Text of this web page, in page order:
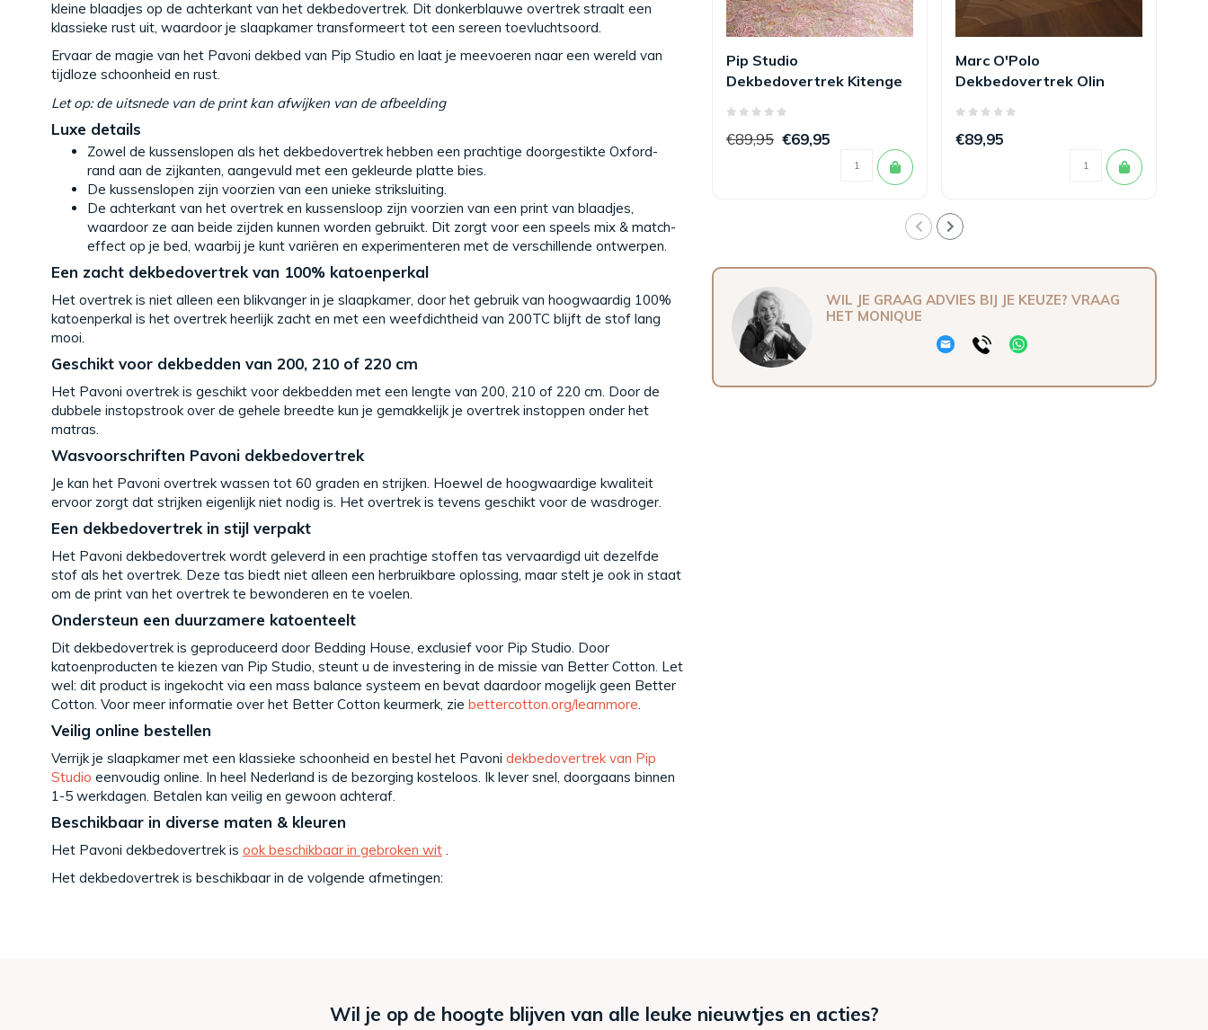
kleine blaadjes op de achterkant van het dekbedovertrek. Dit donkerblauwe overtrek straalt een
klassieke rust uit, waardoor je slaapkamer transformeert tot een sereen toevluchtsoord.
Ervaar de magie van het Pavoni dekbed van Pip Studio en laat je meevoeren naar een wereld van
tijdloze schoonheid en rust.
Let op: de uitsnede van de print kan afwijken van de afbeelding
Luxe details
Zowel de kussenslopen als het dekbedovertrek hebben een prachtige doorgestikte Oxford-
rand aan de zijkanten, aangevuld met een gekleurde platte bies.
De kussenslopen zijn voorzien van een unieke striksluiting.
De achterkant van het overtrek en kussensloop zijn voorzien van een print van blaadjes,
waardoor ze aan beide zijden kunnen worden gebruikt. Dit zorgt voor een speels mix & match-
effect op je bed, waarbij je kunt variëren en experimenteren met de verschillende ontwerpen.
Een zacht dekbedovertrek van 100% katoenperkal
Het overtrek is niet alleen een blikvanger in je slaapkamer, door het gebruik van hoogwaardig 100%
katoenperkal is het overtrek heerlijk zacht en met een weefdichtheid van 200TC blijft de stof lang
mooi.
Geschikt voor dekbedden van 200, 210 of 220 cm
Het Pavoni overtrek is geschikt voor dekbedden met een lengte van 200, 210 of 220 cm. Door de
dubbele instopstrook over de gehele breedte kun je gemakkelijk je overtrek instoppen onder het
matras.
Wasvoorschriften Pavoni dekbedovertrek
Je kan het Pavoni overtrek wassen tot 60 graden en strijken. Hoewel de hoogwaardige kwaliteit
ervoor zorgt dat strijken eigenlijk niet nodig is. Het overtrek is tevens geschikt voor de wasdroger.
Een dekbedovertrek in stijl verpakt
Het Pavoni dekbedovertrek wordt geleverd in een prachtige stoffen tas vervaardigd uit dezelfde
stof als het overtrek. Deze tas biedt niet alleen een herbruikbare oplossing, maar stelt je ook in staat
om de print van het overtrek te bewonderen en te voelen.
Ondersteun een duurzamere katoenteelt
Dit dekbedovertrek is geproduceerd door Bedding House, exclusief voor Pip Studio. Door
katoenproducten te kiezen van Pip Studio, steunt u de investering in de missie van Better Cotton. Let
wel: dit product is ingekocht via een mass balance systeem en bevat daardoor mogelijk geen Better
Cotton. Voor meer informatie over het Better Cotton keurmerk, zie bettercotton.org/learnmore.
Veilig online bestellen
Verrijk je slaapkamer met een klassieke schoonheid en bestel het Pavoni dekbedovertrek van Pip
Studio eenvoudig online. In heel Nederland is de bezorging kosteloos. Ik lever snel, doorgaans binnen
1-5 werkdagen. Betalen kan veilig en gewoon achteraf.
Beschikbaar in diverse maten & kleuren
Het Pavoni dekbedovertrek is ook beschikbaar in gebroken wit .
Het dekbedovertrek is beschikbaar in de volgende afmetingen:
Pip Studio
Dekbedovertrek Kitenge
€89,95 €69,95
Marc O'Polo
Dekbedovertrek Olin
€89,95
WIL JE GRAAG ADVIES BIJ JE KEUZE? VRAAG
HET MONIQUE
Wil je op de hoogte blijven van alle leuke nieuwtjes en acties?